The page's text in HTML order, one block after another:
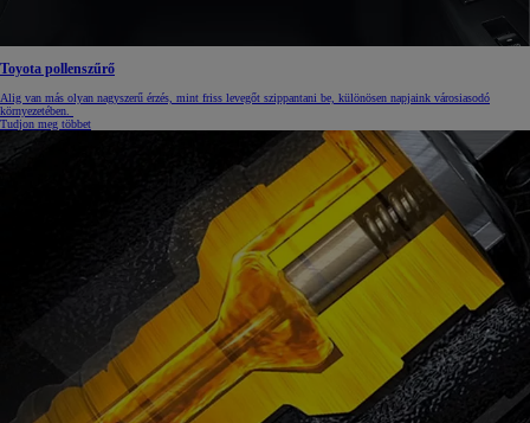
Toyota pollenszűrő
Alig van más olyan nagyszerű érzés, mint friss levegőt szippantani be, különösen napjaink városiasodó
környezetében.
Tudjon meg többet